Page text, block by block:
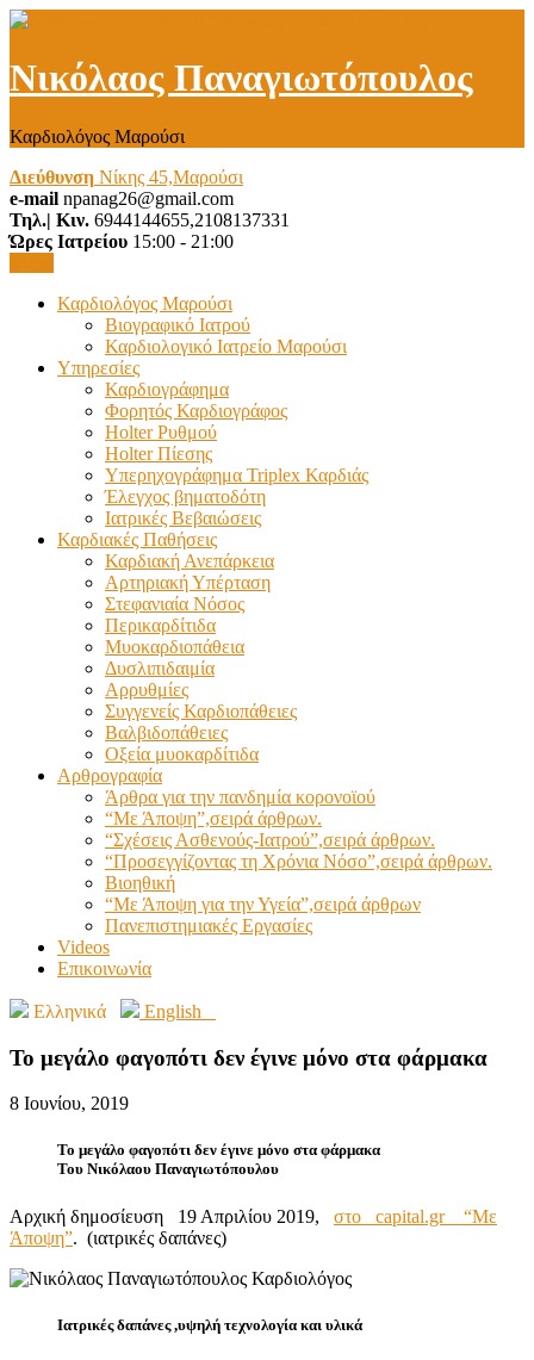
Νικόλαος Παναγιωτόπουλος
Καρδιολόγος Μαρούσι
Διεύθυνση Νίκης 45,Μαρούσι
e-mail npanag26@gmail.com
Τηλ.| Κιν. 6944144655,2108137331
Ώρες Ιατρείου 15:00 - 21:00
Καρδιολόγος Μαρούσι
Βιογραφικό Ιατρού
Καρδιολογικό Ιατρείο Μαρούσι
Υπηρεσίες
Καρδιογράφημα
Φορητός Καρδιογράφος
Holter Ρυθμού
Holter Πίεσης
Υπερηχογράφημα Triplex Καρδιάς
Έλεγχος βηματοδότη
Ιατρικές Βεβαιώσεις
Καρδιακές Παθήσεις
Καρδιακή Ανεπάρκεια
Αρτηριακή Υπέρταση
Στεφανιαία Νόσος
Περικαρδίτιδα
Μυοκαρδιοπάθεια
Δυσλιπιδαιμία
Αρρυθμίες
Συγγενείς Καρδιοπάθειες
Βαλβιδοπάθειες
Οξεία μυοκαρδίτιδα
Αρθρογραφία
Άρθρα για την πανδημία κορονοϊού
“Με Άποψη”,σειρά άρθρων.
“Σχέσεις Ασθενούς-Ιατρού”,σειρά άρθρων.
“Προσεγγίζοντας τη Χρόνια Νόσο”,σειρά άρθρων.
Βιοηθική
“Με Άποψη για την Υγεία”,σειρά άρθρων
Πανεπιστημιακές Εργασίες
Videos
Επικοινωνία
Ελληνικά English
Το μεγάλο φαγοπότι δεν έγινε μόνο στα φάρμακα
8 Ιουνίου, 2019
Το μεγάλο φαγοπότι δεν έγινε μόνο στα φάρμακα
Του Νικόλαου Παναγιωτόπουλου
Αρχική δημοσίευση 19 Απριλίου 2019, στο capital.gr “Με
Άποψη”. (ιατρικές δαπάνες)
Ιατρικές δαπάνες ,υψηλή τεχνολογία και υλικά